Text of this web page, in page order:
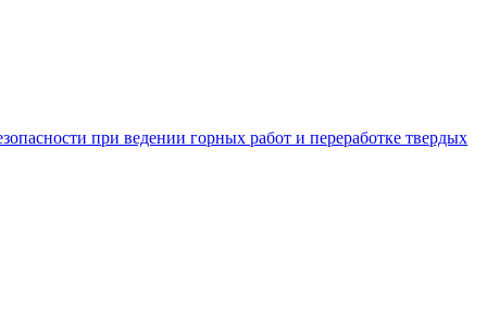
при ведении горных работ и переработке твердых